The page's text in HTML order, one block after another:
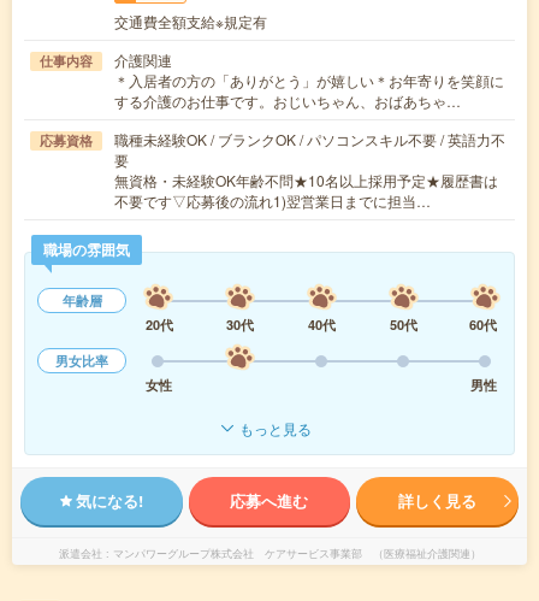
交通費全額支給※規定有
仕事内容
介護関連
＊入居者の方の「ありがとう」が嬉しい＊お年寄りを笑顔に
する介護のお仕事です。おじいちゃん、おばあちゃ…
応募資格
職種未経験OK / ブランクOK / パソコンスキル不要 / 英語力不
要
無資格・未経験OK年齢不問★10名以上採用予定★履歴書は
不要です▽応募後の流れ1)翌営業日までに担当…
職場の雰囲気
年齢層
20代
30代 40代 50代
60代
男女比率
女性
男性
もっと見る
気になる! 応募へ進む 詳しく見る
派遣会社 マンパワーグループ株式会社 ケアサービス事業部 （医療福祉介護関連）